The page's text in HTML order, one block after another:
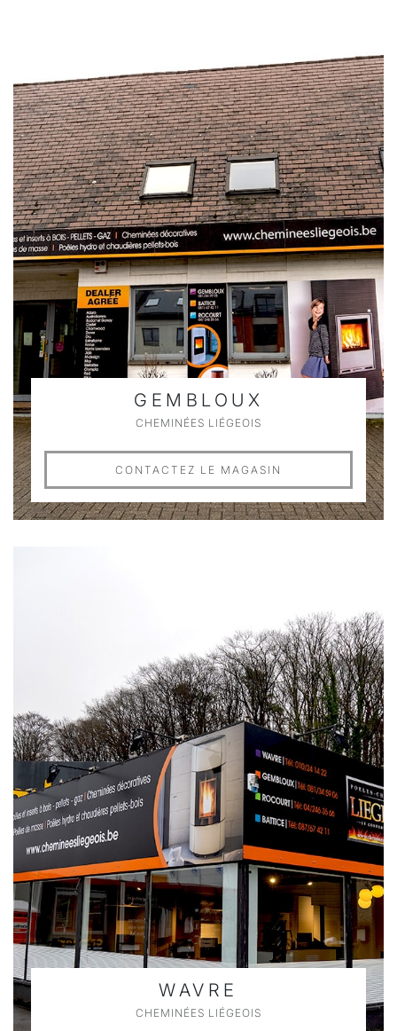
GEMBLOUX
CHEMINÉES LIÉGEOIS
CONTACTEZ LE MAGASIN
WAVRE
CHEMINÉES LIÉGEOIS